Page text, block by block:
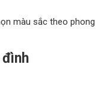
màu sắc theo phong